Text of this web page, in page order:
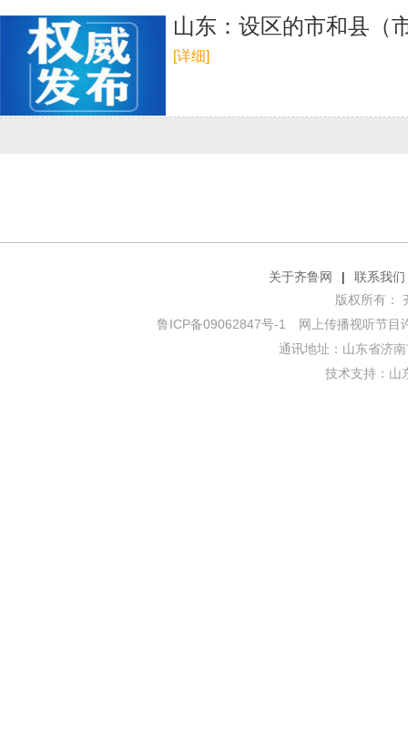
山东：设区的市和县（
[详细]
关于齐鲁网 |
联系我们
版权所有：
鲁ICP备09062847号-1
网上传播视听节目
通讯地址：山东省济
技术支持： 山